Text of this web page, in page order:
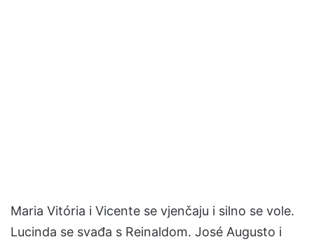
Maria Vitória i Vicente se vjenčaju i silno se vole.
Lucinda se svađa s Reinaldom. José Augusto i